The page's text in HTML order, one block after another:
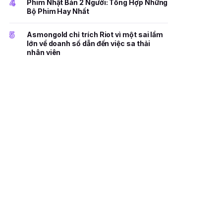
4
Phim Nhật Bản 2 Người: Tổng Hợp Những
Bộ Phim Hay Nhất
5
Asmongold chỉ trích Riot vì một sai lầm
lớn về doanh số dẫn đến việc sa thải
nhân viên